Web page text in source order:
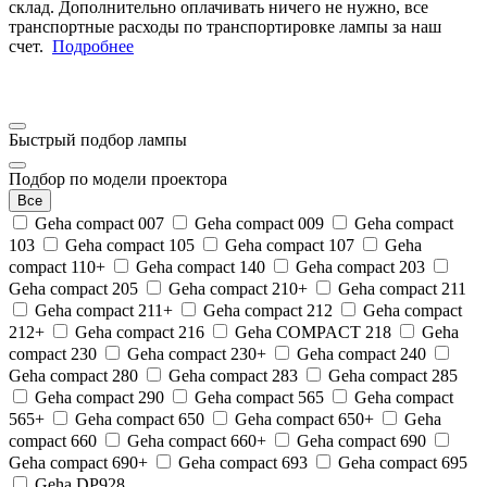
склад. Дополнительно оплачивать ничего не нужно, все
транспортные расходы по транспортировке лампы за наш
счет. Подробнее
Быстрый подбор лампы
Подбор по модели проектора
Все
Geha compact 007 Geha compact 009
Geha compact
103
Geha compact 105 Geha compact 107
Geha
compact 110+
Geha compact 140
Geha compact 203
Geha compact 205
Geha compact 210+
Geha compact 211
Geha compact 211+
Geha compact 212
Geha compact
212+
Geha compact 216 Geha COMPACT 218
Geha
compact 230
Geha compact 230+
Geha compact 240
Geha compact 280
Geha compact 283
Geha compact 285
Geha compact 290
Geha compact 565
Geha compact
565+
Geha compact 650 Geha compact 650+
Geha
compact 660
Geha compact 660+
Geha compact 690
Geha compact 690+
Geha compact 693
Geha compact 695